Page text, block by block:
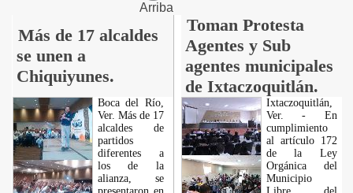
Arriba
Más de 17 alcaldes
se unen a
Chiquiyunes.
Toman Protesta
Agentes y Sub
agentes municipales
de Ixtaczoquitlán.
Boca del Río,
Ver. Más de 17
alcaldes de
partidos
diferentes a
los de la
alianza, se
Ixtaczoquitlán,
Ver. - En
cumplimiento
al artículo 172
de la Ley
Orgánica del
Municipio